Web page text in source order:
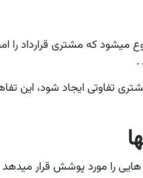
میشود که مشتری قرارداد
.
تفاوتی ایجاد شود، این
را مورد پوشش قرار
+۹۸ ۲۱ ۴۳۹۹۷۰۰۰